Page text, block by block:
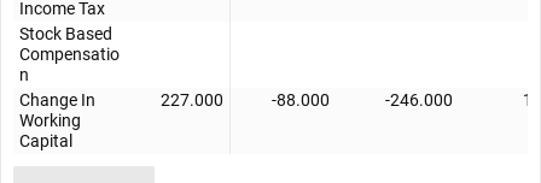
Income Tax
Stock Based
Compensatio
n
Change In
Working
Capital
227.000 -88.000 -246.000